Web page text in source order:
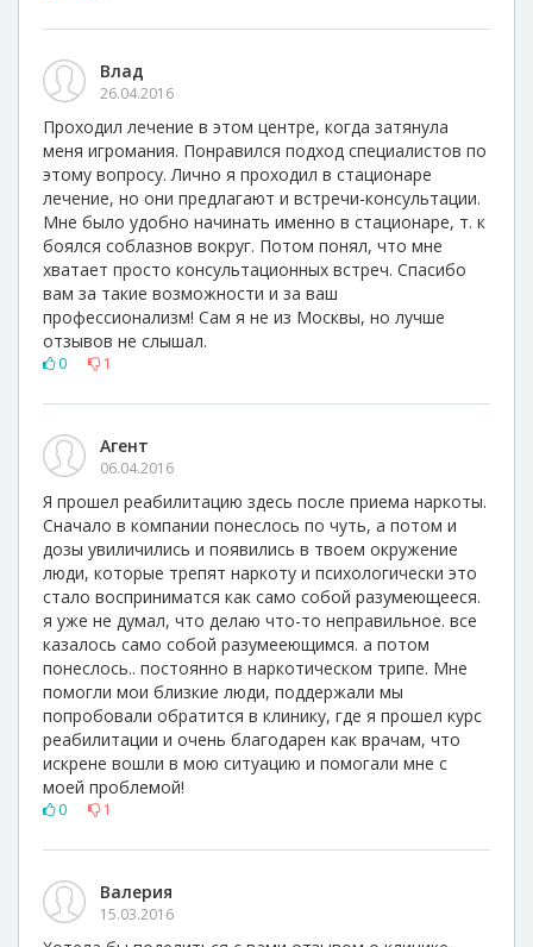
Влад
26.04.2016
Проходил лечение в этом центре, когда затянула
меня игромания. Понравился подход специалистов по
этому вопросу. Лично я проходил в стационаре
лечение, но они предлагают и встречи-консультации.
Мне было удобно начинать именно в стационаре, т. к
боялся соблазнов вокруг. Потом понял, что мне
хватает просто консультационных встреч. Спасибо
вам за такие возможности и за ваш
профессионализм! Сам я не из Москвы, но лучше
отзывов не слышал.
0 1
Агент
06.04.2016
Я прошел реабилитацию здесь после приема наркоты.
Сначало в компании понеслось по чуть, а потом и
дозы увиличились и появились в твоем окружение
люди, которые трепят наркоту и психологически это
стало восприниматся как само собой разумеющееся.
я уже не думал, что делаю что-то неправильное. все
казалось само собой разумееющимся. а потом
понеслось.. постоянно в наркотическом трипе. Мне
помогли мои близкие люди, поддержали мы
попробовали обратится в клинику, где я прошел курс
реабилитации и очень благодарен как врачам, что
искрене вошли в мою ситуацию и помогали мне с
моей проблемой!
0 1
Валерия
15.03.2016